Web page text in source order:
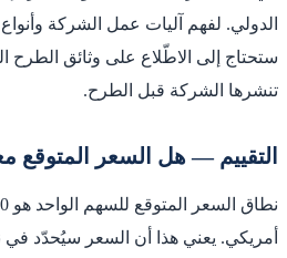
الدولي. لفهم آليات عمل الشركة وأنواع
ستحتاج إلى الاطّلاع على وثائق الطرح
تنشرها الشركة قبل الطرح.
التقييم — هل السعر المتوقع
أمريكي. يعني هذا أن السعر سيُحدّد